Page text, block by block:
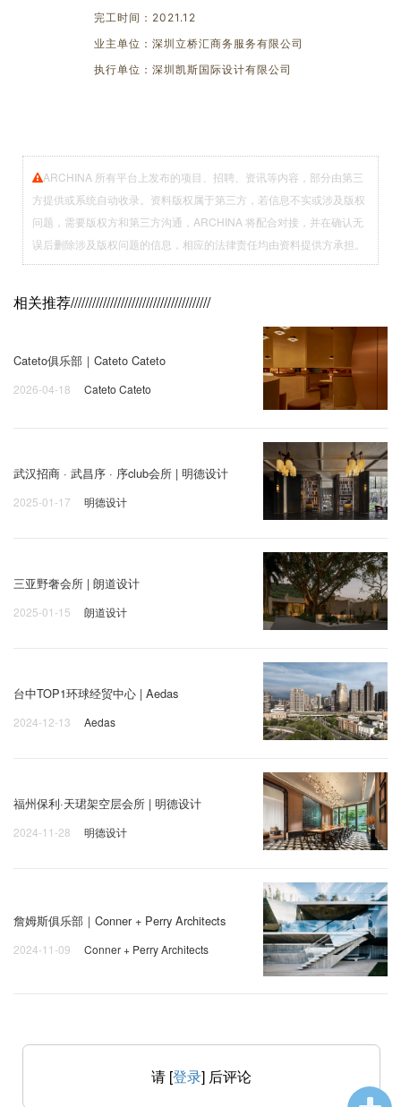
完工时间：2021.12
业主单位：深圳立桥汇商务服务有限公司
执行单位：深圳凯斯国际设计有限公司
ARCHINA 所有平台上发布的项目、招聘、资讯等内容，部分由第三
方提供或系统自动收录。资料版权属于第三方，若信息不实或涉及版权
问题，需要版权方和第三方沟通，ARCHINA 将配合对接，并在确认无
误后删除涉及版权问题的信息，相应的法律责任均由资料提供方承担。
相关推荐///////////////////////////////////////
Cateto俱乐部｜Cateto Cateto
2026-04-18 Cateto Cateto
武汉招商 · 武昌序 · 序club会所 | 明德设计
2025-01-17 明德设计
三亚野奢会所 | 朗道设计
2025-01-15 朗道设计
台中TOP1环球经贸中心 | Aedas
2024-12-13 Aedas
福州保利·天珺架空层会所 | 明德设计
2024-11-28 明德设计
詹姆斯俱乐部｜Conner + Perry Architects
2024-11-09 Conner + Perry Architects
请 [登录] 后评论